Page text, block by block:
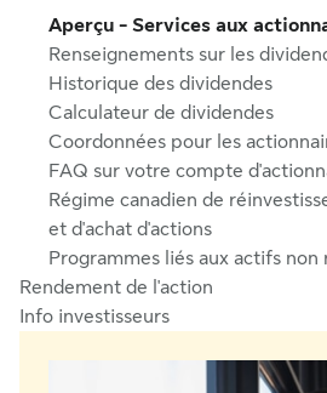
Aperçu - Services aux
Renseignements sur les
Historique des dividendes
Calculateur de dividendes
Coordonnées pour les
FAQ sur votre compte
Régime canadien de
et d'achat d'actions
Programmes liés aux actifs non
Rendement de l'action
Info investisseurs